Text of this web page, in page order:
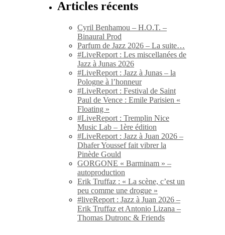
Articles récents
Cyril Benhamou – H.O.T. –
Binaural Prod
Parfum de Jazz 2026 – La suite…
#LiveReport : Les miscellanées de
Jazz à Junas 2026
#LiveReport : Jazz à Junas – la
Pologne à l’honneur
#LiveReport : Festival de Saint
Paul de Vence : Emile Parisien «
Floating »
#LiveReport : Tremplin Nice
Music Lab – 1ère édition
#LiveReport : Jazz à Juan 2026 –
Dhafer Youssef fait vibrer la
Pinède Gould
GORGONE « Barminam » –
autoproduction
Erik Truffaz : « La scène, c’est un
peu comme une drogue »
#liveReport : Jazz à Juan 2026 –
Erik Truffaz et Antonio Lizana –
Thomas Dutronc & Friends